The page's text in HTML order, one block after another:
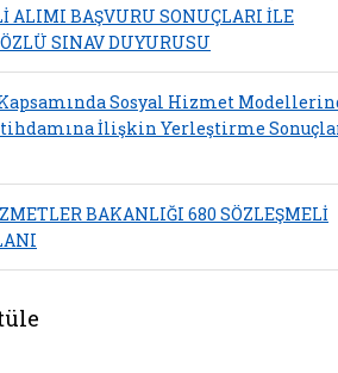
ALIMI BAŞVURU SONUÇLARI İLE
SINAV DUYURUSU
Kapsamında Sosyal Hizmet
İlişkin Yerleştirme
BAKANLIĞI 680 SÖZLEŞMELİ